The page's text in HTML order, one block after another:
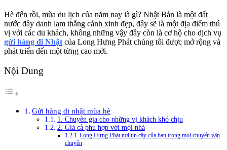
Hè đến rồi, mùa du lịch của năm nay là gì? Nhật Bản là một đất
nước đầy danh lam thắng cảnh xinh đẹp, đây sẽ là một địa điểm thú
vị với các du khách, không những vậy đây còn là cơ hộ cho dịch vụ
gửi hàng đi Nhật của Long Hưng Phát chúng tôi được mở rộng và
phát triển đến một từng cao mới.
Nội Dung
Gửi hàng đi nhật mùa hè
1. Chuyên gia cho những vị khách khó chịu
2. Giá cả phù hợp với mọi nhà
Long Hưng Phát nơi tin cậy của bạn trong mọi chuyến vận
chuyển